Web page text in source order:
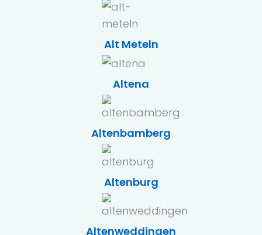
Alt Meteln
Altena
Altenbamberg
Altenburg
Altenweddingen